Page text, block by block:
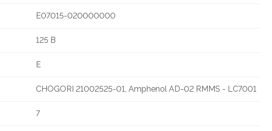
E07015-020000000
125 В
E
CHOGORI 21002525-01, Amphenol AD-02 RMMS - LC7001
7